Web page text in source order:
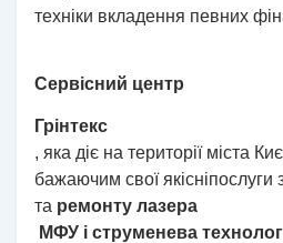
техніки вкладення певних
Сервісний центр
Грінтекс
, яка діє на території міста
бажаючим свої якісніпослуги
та ремонту лазера
МФУ і струменева